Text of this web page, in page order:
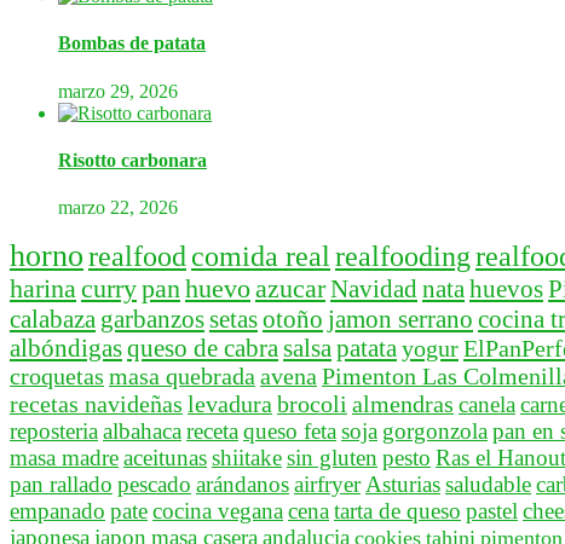
Bombas de patata
marzo 29, 2026
Risotto carbonara
marzo 22, 2026
hornorealfood comida real realfooding
harinacurrypanhuevoazucarNavidadnatahuevos
calabaza garbanzossetasotoño jamon serrano cocina
albóndigasqueso de cabra salsa patata yogur
croquetas masa quebrada avena Pimenton Las
recetas navideñas levadura brocoli almendras canela
reposteria albahaca receta queso feta soja gorgonzola pan en
masa madreaceitunasshiitakesin gluten pesto Ras el Hanout
pan rallado pescado arándanosairfryer Asturiassaludable
empanado patecocina vegana cena tarta de queso pastel
japonesa japon masa casera andalucia cookies tahini pimenton